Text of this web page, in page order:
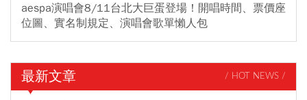
aespa演唱會8/11台北大巨蛋登場！開唱時間、票價座
位圖、實名制規定、演唱會歌單懶人包
最新文章 / HOT NEWS /